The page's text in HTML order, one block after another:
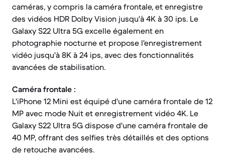
caméras, y compris la caméra frontale, et enregistre
des vidéos HDR Dolby Vision jusqu'à 4K à 30 ips. Le
Galaxy S22 Ultra 5G excelle également en
photographie nocturne et propose l'enregistrement
vidéo jusqu'à 8K à 24 ips, avec des fonctionnalités
avancées de stabilisation.
Caméra frontale :
L'iPhone 12 Mini est équipé d'une caméra frontale de 12
MP avec mode Nuit et enregistrement vidéo 4K. Le
Galaxy S22 Ultra 5G dispose d'une caméra frontale de
40 MP, offrant des selfies très détaillés et des options
de retouche avancées.